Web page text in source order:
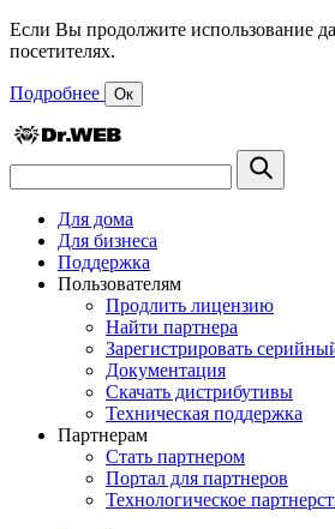
Если Вы продолжите использование
посетителях.
Подробнее Ок
Для дома
Для бизнеса
Поддержка
Пользователям
Продлить лицензию
Найти партнера
Зарегистрировать
Документация
Скачать дистрибутивы
Техническая поддержка
Партнерам
Стать партнером
Портал для партнеров
Технологическое